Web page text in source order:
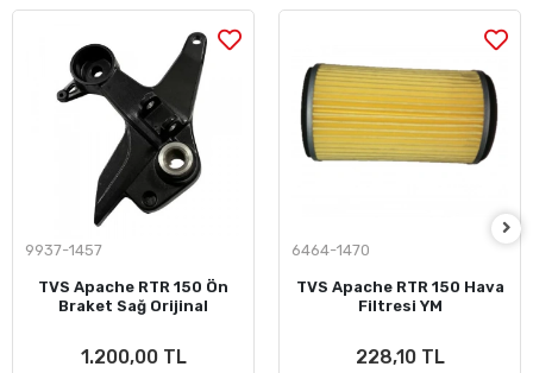
9937-1457
TVS Apache RTR 150 Ön
Braket Sağ Orijinal
1.200,00 TL
6464-1470
TVS Apache RTR 150 Hava
Filtresi YM
228,10 TL